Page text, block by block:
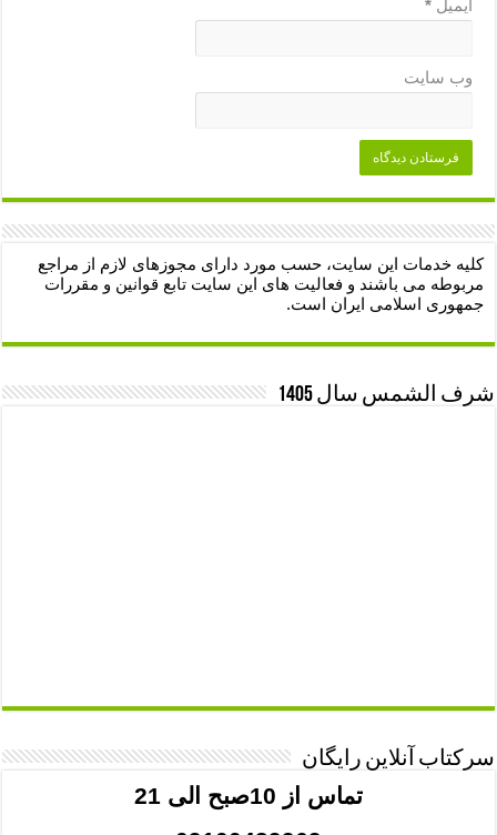
ایمیل*
وب‌ سایت
کلیه خدمات این سایت، حسب مورد دارای مجوزهای لازم از مراجع
مربوطه می باشند و فعالیت های این سایت تابع قوانین و مقررات
جمهوری اسلامی ایران است.
شرف الشمس سال 1405
سرکتاب آنلاین رایگان
تماس از 10صبح الی 21